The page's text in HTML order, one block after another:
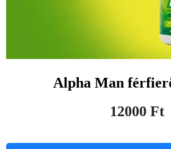
Alpha Man
12000 Ft